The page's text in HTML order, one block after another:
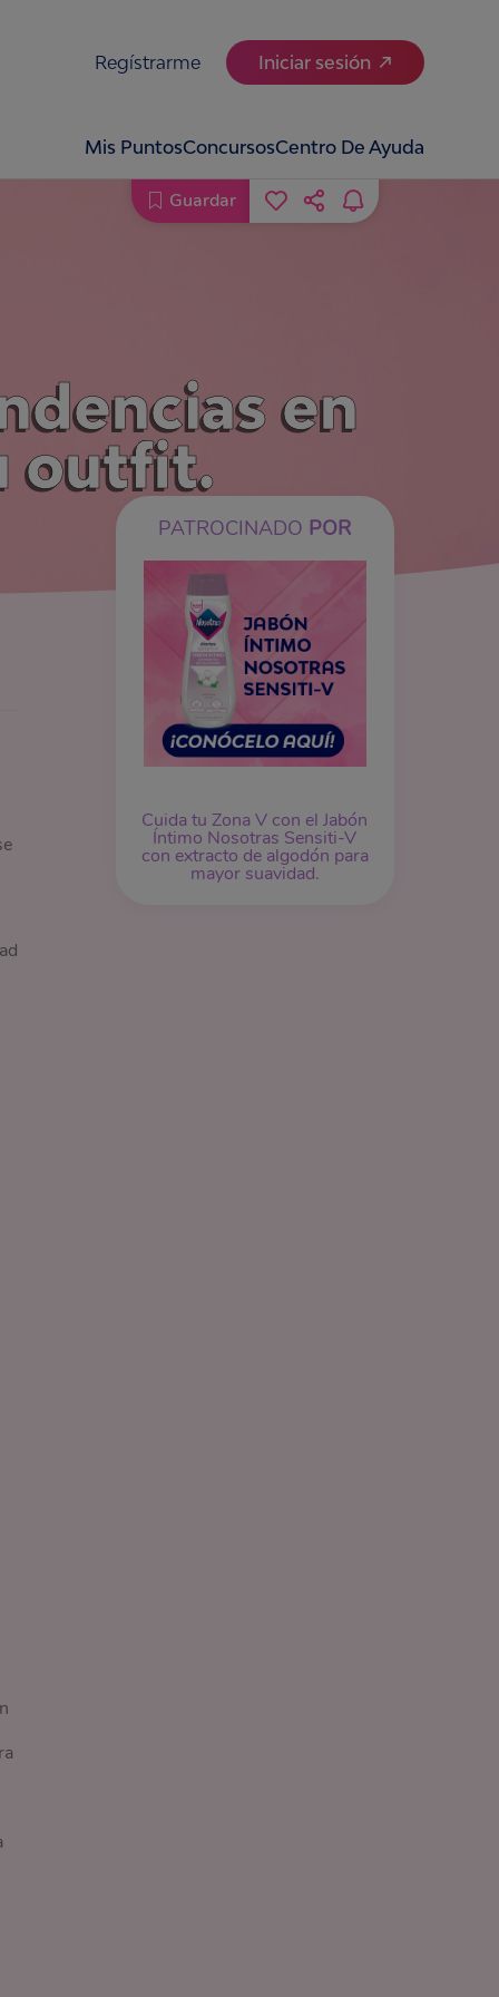
Regístrarme Iniciar sesión
Mis PuntosConcursosCentro De Ayuda
en
outfit.
PATROCINADO POR
Cuida tu Zona V con el Jabón
Íntimo Nosotras Sensiti-V
con extracto de algodón para
mayor suavidad.
Guardar